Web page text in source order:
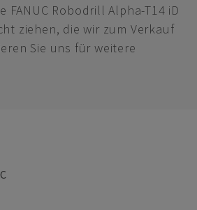
FANUC Robodrill Alpha-T14 iD
ziehen, die wir zum Verkauf
Sie uns für weitere